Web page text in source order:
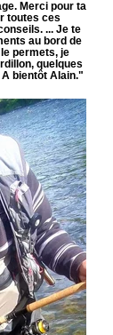
Merci pour ta
toutes ces
... Je te
au bord de
permets, je
quelques
bientôt Alain."